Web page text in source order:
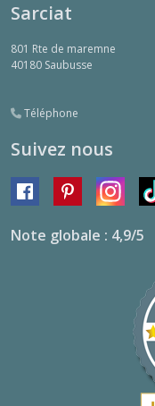
Sarciat
801 Rte de maremne
40180 Saubusse
Téléphone
Suivez nous
Note globale : 4,9/5